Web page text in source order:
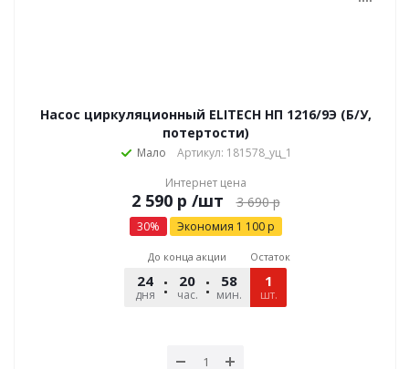
Насос циркуляционный ELITECH НП 1216/9Э (Б/У,
потертости)
Мало
Артикул: 181578_уц_1
Интернет цена
р /шт 3 690р
30% Экономия 1 100р
До конца акции
24
дня
20
час.
58
мин.
10
сек.
Остаток
1
шт.